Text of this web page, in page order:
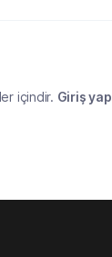
içindir. Giriş yap